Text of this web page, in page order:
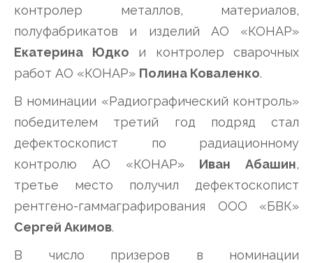
контролер металлов, материалов,
полуфабрикатов и изделий АО «КОНАР»
Екатерина Юдко и контролер сварочных
работ АО «КОНАР» Полина Коваленко.
В номинации «Радиографический контроль»
победителем третий год подряд стал
дефектоскопист по радиационному
контролю АО «КОНАР» Иван Абашин,
третье место получил дефектоскопист
рентгено-гаммаграфирования ООО «БВК»
Сергей Акимов.
В число призеров в номинации